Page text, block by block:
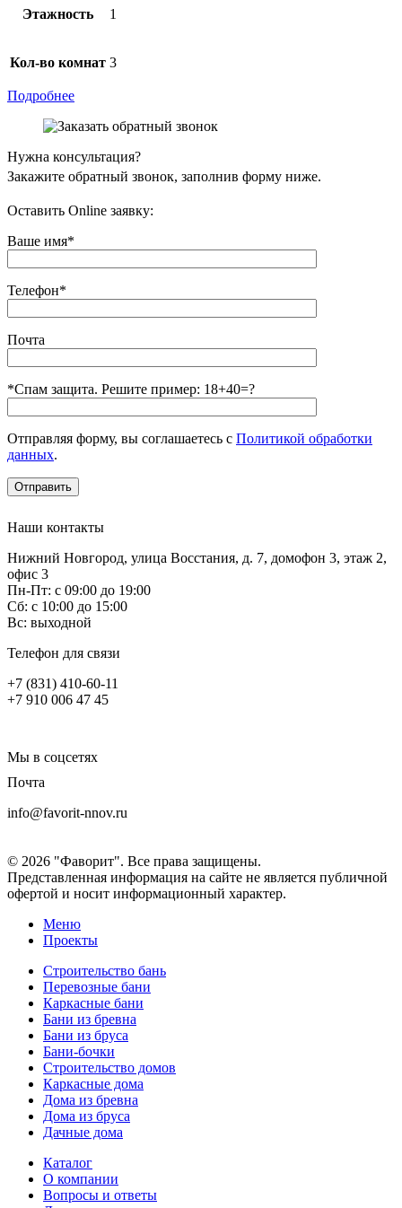
Этажность 1
Кол-во комнат 3
Подробнее
Нужна консультация?
Закажите обратный звонок, заполнив форму ниже.
Оставить Online заявку:
Ваше имя*
Телефон*
Почта
*Спам защита. Решите пример: 18+40=?
Отправляя форму, вы соглашаетесь с Политикой обработки
данных.
Наши контакты
Нижний Новгород, улица Восстания, д. 7, домофон 3, этаж 2,
офис 3
Пн-Пт: с 09:00 до 19:00
Сб: с 10:00 до 15:00
Вс: выходной
Телефон для связи
+7 (831) 410-60-11
+7 910 006 47 45
Мы в соцсетях
Почта
info@favorit-nnov.ru
© 2026 "Фаворит". Все права защищены.
Представленная информация на сайте не является публичной
офертой и носит информационный характер.
Меню
Проекты
Строительство бань
Перевозные бани
Каркасные бани
Бани из бревна
Бани из бруса
Бани-бочки
Строительство домов
Каркасные дома
Дома из бревна
Дома из бруса
Дачные дома
Каталог
О компании
Вопросы и ответы